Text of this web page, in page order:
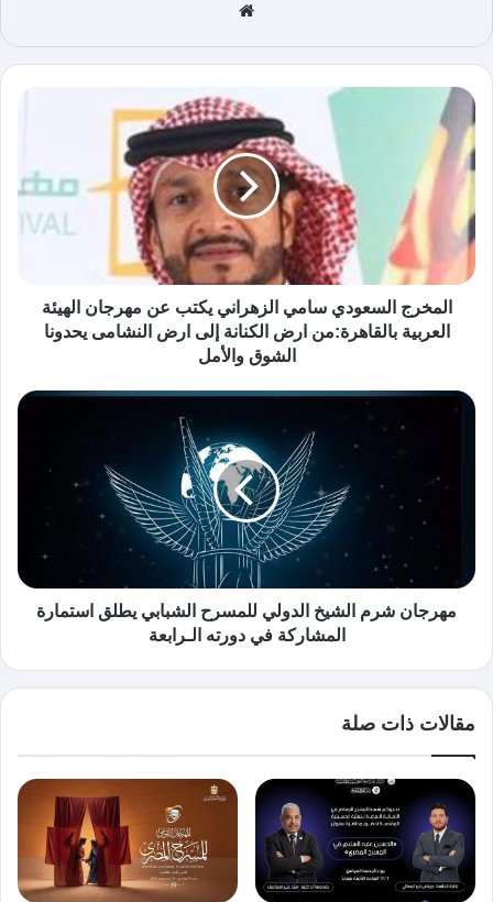
الوي
ب
المخرج السعودي سامي الزهراني يكتب عن مهرجان الهيئة
العربية بالقاهرة:من ارض الكنانة إلى ارض النشامى يحدونا
الشوق والأمل
مهرجان شرم الشيخ الدولي للمسرح الشبابي يطلق استمارة
المشاركة في دورته الـرابعة
مقالات ذات صلة